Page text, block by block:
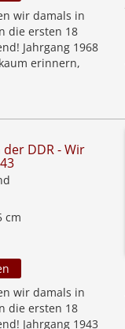
wir damals in
die ersten 18
Jahrgang 1968
erinnern,
DDR - Wir
cm
wir damals in
die ersten 18
Jahrgang 1943